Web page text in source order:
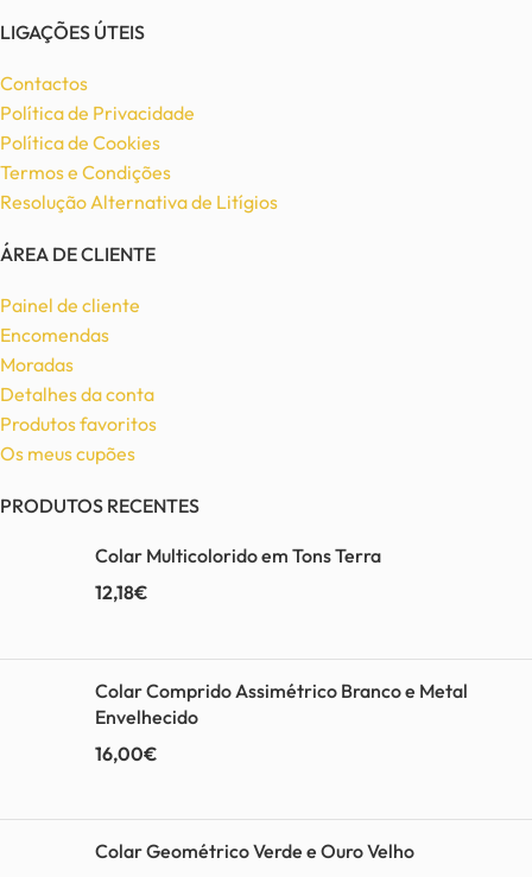
LIGAÇÕES ÚTEIS
Contactos
Política de Privacidade
Política de Cookies
Termos e Condições
Resolução Alternativa de Litígios
ÁREA DE CLIENTE
Painel de cliente
Encomendas
Moradas
Detalhes da conta
Produtos favoritos
Os meus cupões
PRODUTOS RECENTES
Colar Multicolorido em Tons Terra
12,18€
Colar Comprido Assimétrico Branco e Metal
Envelhecido
16,00€
Colar Geométrico Verde e Ouro Velho